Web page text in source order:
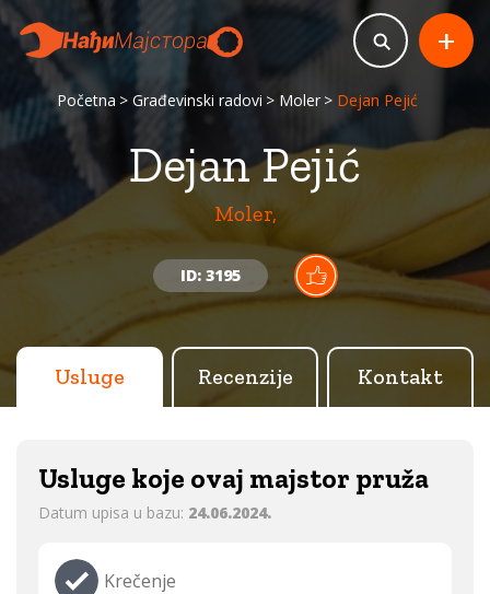
Početna Građevinski radovi Moler Dejan Pejić
Dejan Pejić
Moler,
ID: 3195
+
Usluge Recenzije Kontakt
Usluge koje ovaj majstor pruža
Datum upisa u bazu: 24.06.2024.
Krečenje